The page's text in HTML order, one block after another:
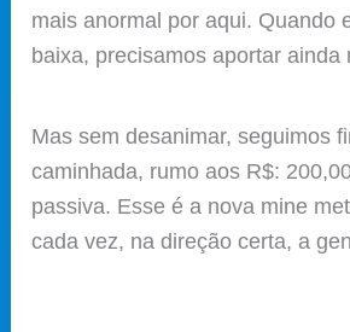
mais anormal por aqui. Quando
baixa, precisamos aportar ainda
Mas sem desanimar, seguimos
caminhada, rumo aos R$:
passiva. Esse é a nova mine
cada vez, na direção certa, a